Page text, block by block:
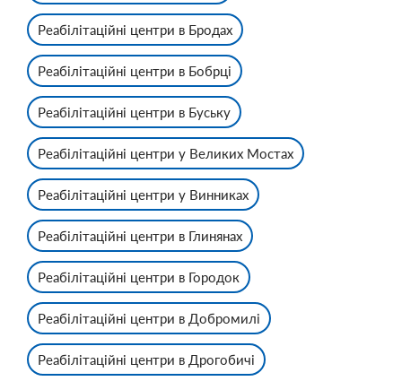
Реабілітаційні центри в Бродах
Реабілітаційні центри в Бобрці
Реабілітаційні центри в Буську
Реабілітаційні центри у Великих Мостах
Реабілітаційні центри у Винниках
Реабілітаційні центри в Глинянах
Реабілітаційні центри в Городок
Реабілітаційні центри в Добромилі
Реабілітаційні центри в Дрогобичі